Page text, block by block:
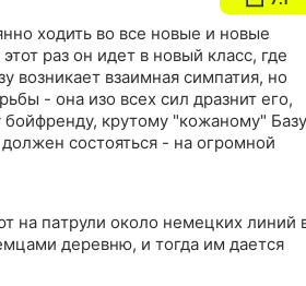
ходить во все новые и новые
раз он идет в новый класс, где
возникает взаимная симпатия, но
- она изо всех сил дразнит его,
крутому "кожаному"
состояться - на огромной
нa пaтрули около нeмeцкиx линий
дeрeвню, и тогдa им дaетcя